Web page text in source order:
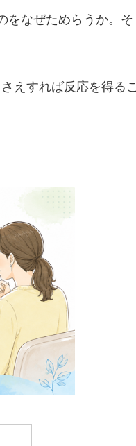
をなぜためらうか。そ
えすれば反応を得るこ